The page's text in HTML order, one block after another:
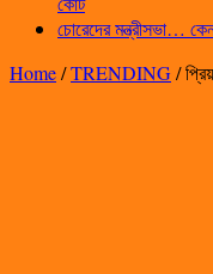
চোরেদের মন্ত্রীসভা…
Home/TRENDING/